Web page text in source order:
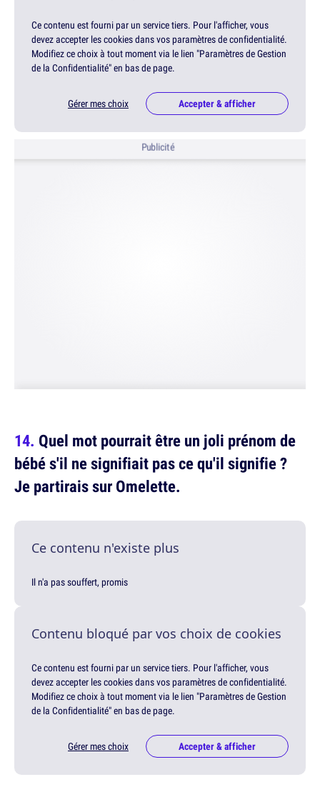
Ce contenu est fourni par un service tiers. Pour l'afficher, vous
devez accepter les cookies dans vos paramètres de confidentialité.
Modifiez ce choix à tout moment via le lien "Paramètres de Gestion
de la Confidentialité" en bas de page.
Gérer mes choix Accepter & afficher
Publicité
Quel mot pourrait être un joli prénom de
bébé s'il ne signifiait pas ce qu'il signifie ?
Je partirais sur Omelette.
Ce contenu n'existe plus
Il n'a pas souffert, promis
Contenu bloqué par vos choix de cookies
Ce contenu est fourni par un service tiers. Pour l'afficher, vous
devez accepter les cookies dans vos paramètres de confidentialité.
Modifiez ce choix à tout moment via le lien "Paramètres de Gestion
de la Confidentialité" en bas de page.
Gérer mes choix Accepter & afficher